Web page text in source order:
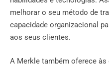
melhorar o seu método de
capacidade organizacional
aos seus clientes.
A Merkle também oferece